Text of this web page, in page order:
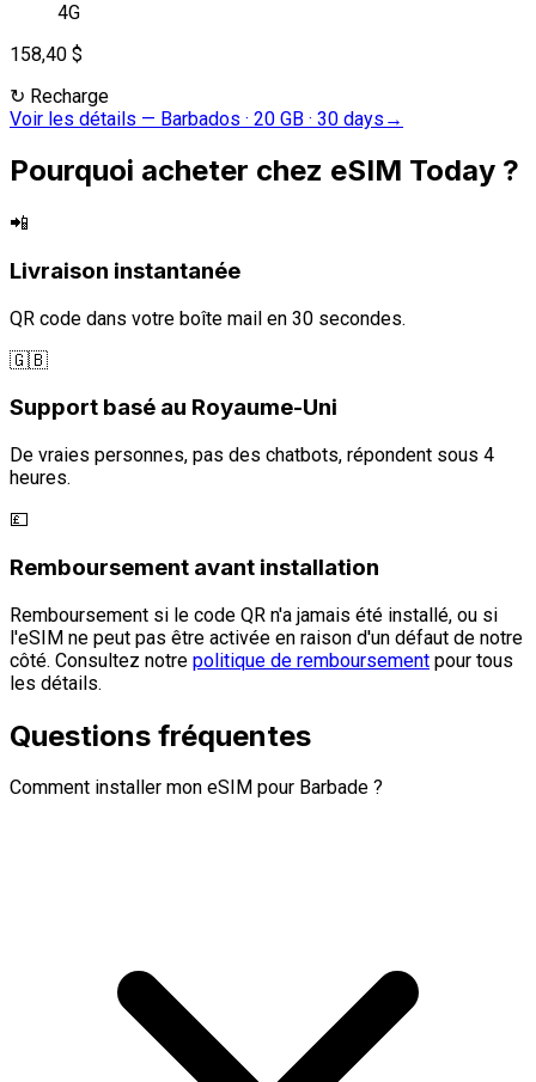
4G
158,40 $
↻ Recharge
Voir les détails — Barbados · 20 GB · 30 days →
Pourquoi acheter chez eSIM Today ?
📲
Livraison instantanée
QR code dans votre boîte mail en 30 secondes.
🇬🇧
Support basé au Royaume-Uni
De vraies personnes, pas des chatbots, répondent sous 4
heures.
💷
Remboursement avant installation
Remboursement si le code QR n'a jamais été installé, ou si
l'eSIM ne peut pas être activée en raison d'un défaut de notre
côté. Consultez notre politique de remboursement pour tous
les détails.
Questions fréquentes
Comment installer mon eSIM pour Barbade ?